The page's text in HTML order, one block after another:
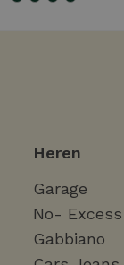
Heren
Garage
No- Excess
Gabbiano